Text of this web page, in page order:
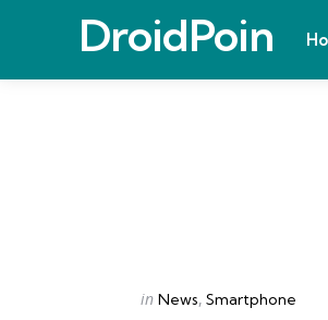
DroidPoin
Categories
Posted
in News Smartphone